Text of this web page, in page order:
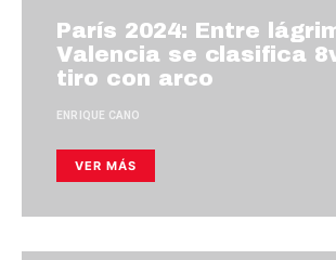
París 2024: Entre
Valencia se clasifica
tiro con arco
ENRIQUE CANO
VER MÁS